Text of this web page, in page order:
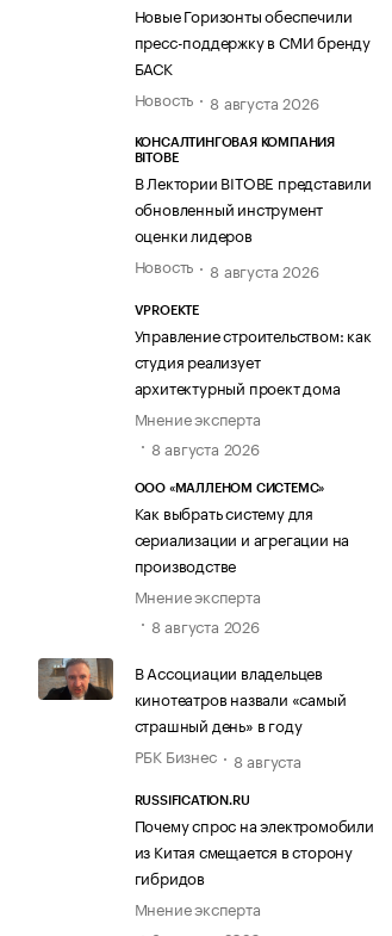
Новые Горизонты обеспечили
пресс-поддержку в СМИ бренду
БАСК
Новость
8 августа 2026
КОНСАЛТИНГОВАЯ КОМПАНИЯ
BITOBE
В Лектории BITOBE представили
обновленный инструмент
оценки лидеров
Новость
8 августа 2026
VPROEKTE
Управление строительством: как
студия реализует
архитектурный проект дома
Мнение эксперта
8 августа 2026
ООО «МАЛЛЕНОМ СИСТЕМС»
Как выбрать систему для
сериализации и агрегации на
производстве
Мнение эксперта
8 августа 2026
В Ассоциации владельцев
кинотеатров назвали «самый
страшный день» в году
РБК Бизнес
8 августа
RUSSIFICATION.RU
Почему спрос на электромобили
из Китая смещается в сторону
гибридов
Мнение эксперта